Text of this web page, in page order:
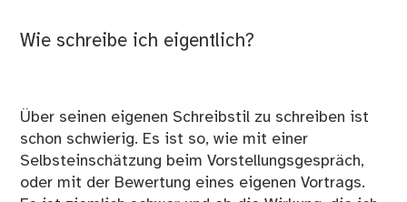
Wie schreibe ich eigentlich?
Über seinen eigenen Schreibstil zu schreiben ist
schon schwierig. Es ist so, wie mit einer
Selbsteinschätzung beim Vorstellungsgespräch,
oder mit der Bewertung eines eigenen Vortrags.